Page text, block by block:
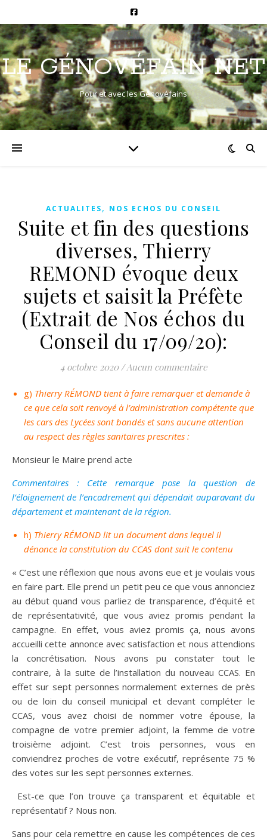
LE GÉNOVÉFAIN NET
Pour et avec les Génovéfains
ACTUALITES, NOS ECHOS DU CONSEIL
Suite et fin des questions
diverses, Thierry
REMOND évoque deux
sujets et saisit la Préfète
(Extrait de Nos échos du
Conseil du 17/09/20):
4 octobre 2020 /Aucun commentaire
g) Thierry RÉMOND tient à faire remarquer et demande à
ce que cela soit renvoyé à l’administration compétente que
les cars des Lycées sont bondés et sans aucune attention
au respect des règles sanitaires prescrites :
Monsieur le Maire prend acte
Commentaires : Cette remarque pose la question de
l’éloignement de l’encadrement qui dépendait auparavant du
département et maintenant de la région.
h) Thierry RÉMOND lit un document dans lequel il
dénonce la constitution du CCAS dont suit le contenu
« C’est une réflexion que nous avons eue et je voulais vous
en faire part. Elle prend un petit peu ce que vous annonciez
au début quand vous parliez de transparence, d’équité et
de représentativité, que vous aviez promis pendant la
campagne. En effet, vous aviez promis ça, nous avons
accueilli cette annonce avec satisfaction et nous attendions
la concrétisation. Nous avons pu constater tout le
contraire, à la suite de l’installation du nouveau CCAS. En
effet sur sept personnes normalement externes de près
ou de loin du conseil municipal et devant compléter le
CCAS, vous avez choisi de nommer votre épouse, la
compagne de votre premier adjoint, la femme de votre
troisième adjoint. C’est trois personnes, vous en
conviendrez proches de votre exécutif, représente 75 %
des votes sur les sept personnes externes.
Est-ce que l’on trouve ça transparent et équitable et
représentatif ? Nous non.
Sans pour cela remettre en cause les compétences de ces